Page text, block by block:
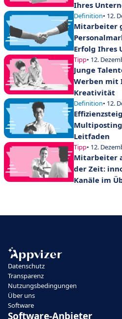
Ihres
Definition• 12.
Mitarbeiter
Erfolg Ihres
Tipp• 12.
Junge
Werben mit
Kreativität
Definition• 12.
Leitfaden
Tipp• 12.
Mitarbeiter
der Zeit:
Kanäle im
Datenschutz
Transparenz
Nutzungsbedingungen
Über uns
Software
Software-Anbieter